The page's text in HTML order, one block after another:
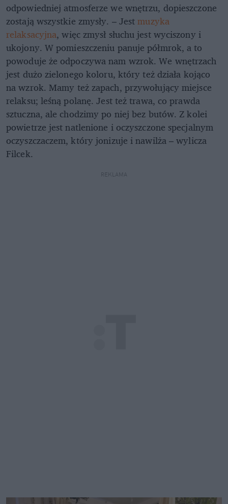
odpowiedniej atmosferze we wnętrzu, dopieszczone
zostają wszystkie zmysły. – Jestmuzyka
relaksacyjna, więc zmysł słuchu jest wyciszony i
ukojony. W pomieszczeniu panuje półmrok, a to
powoduje że odpoczywa nam wzrok. We wnętrzach
jest dużo zielonego koloru, który też działa kojąco
na wzrok. Mamy też zapach, przywołujący miejsce
relaksu; leśną polanę. Jest też trawa, co prawda
sztuczna, ale chodzimy po niej bez butów. Z kolei
powietrze jest natlenione i oczyszczone specjalnym
oczyszczaczem, który jonizuje i nawilża – wylicza
Filcek.
REKLAMA